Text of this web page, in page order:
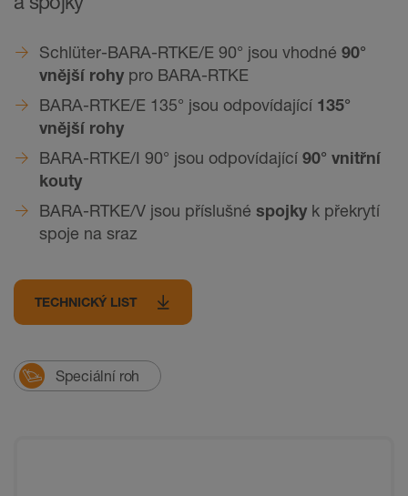
Schlüter-BARA-RTKE/E 90° jsou vhodné 90°
vnější rohy pro BARA-RTKE
BARA-RTKE/E 135° jsou odpovídající 135°
vnější rohy
BARA-RTKE/I 90° jsou odpovídající 90° vnitřní
kouty
BARA-RTKE/V jsou příslušné spojky k překrytí
spoje na sraz
TECHNICKÝ LIST
Speciální roh